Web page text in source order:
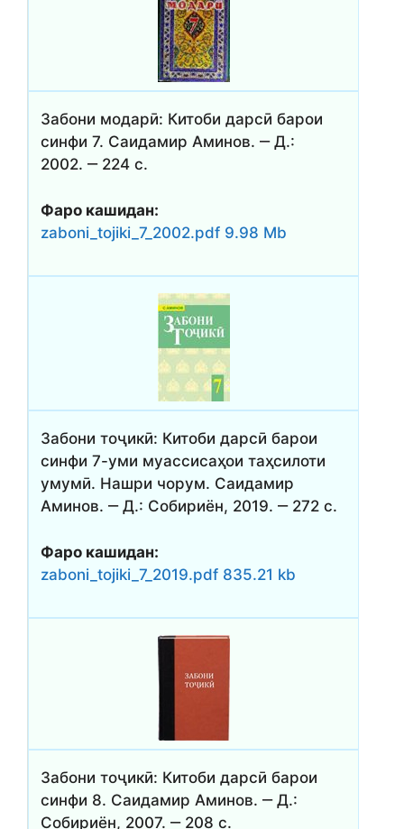
Забони модарӣ: Китоби дарсӣ барои
синфи 7. Саидамир Аминов. ‒ Д.:
2002. ‒ 224 с.
Фаро кашидан:
zaboni_tojiki_7_2002.pdf 9.98 Mb
Забони тоҷикӣ: Китоби дарсӣ барои
синфи 7-уми муассисаҳои таҳсилоти
умумӣ. Нашри чорум. Саидамир
Аминов. ‒ Д.: Собириён, 2019. ‒ 272 с.
Фаро кашидан:
zaboni_tojiki_7_2019.pdf 835.21 kb
Забони тоҷикӣ: Китоби дарсӣ барои
синфи 8. Саидамир Аминов. ‒ Д.:
Собириён, 2007. ‒ 208 с.